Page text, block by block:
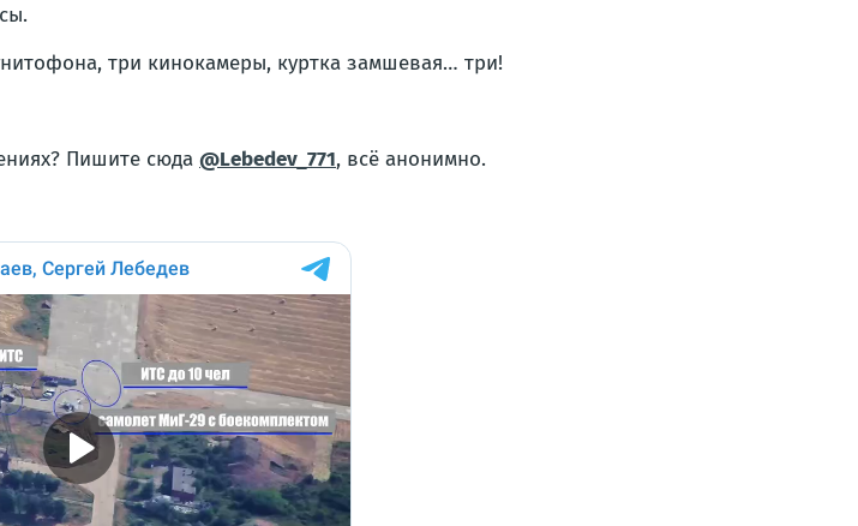
три кинокамеры, куртка замшевая… три!
Пишите сюда @Lebedev_771, всё анонимно.